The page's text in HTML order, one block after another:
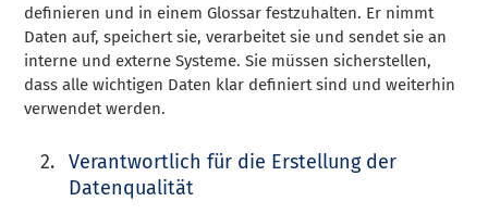
definieren und in einem Glossar festzuhalten. Er nimmt
Daten auf, speichert sie, verarbeitet sie und sendet sie an
interne und externe Systeme. Sie müssen sicherstellen,
dass alle wichtigen Daten klar definiert sind und weiterhin
verwendet werden.
Verantwortlich für die Erstellung der
Datenqualität